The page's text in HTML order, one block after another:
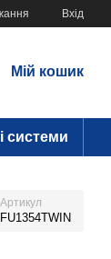
Вхід
Мій кошик
системи
Артикул
FU1354TWIN